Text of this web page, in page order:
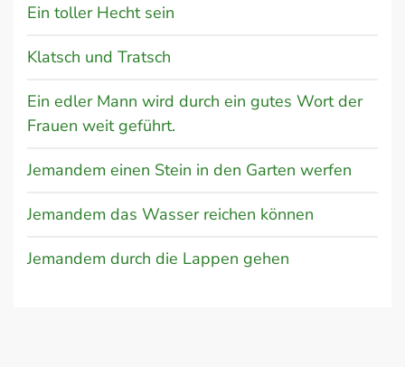
Ein toller Hecht sein
Klatsch und Tratsch
Ein edler Mann wird durch ein gutes Wort der
Frauen weit geführt.
Jemandem einen Stein in den Garten werfen
Jemandem das Wasser reichen können
Jemandem durch die Lappen gehen